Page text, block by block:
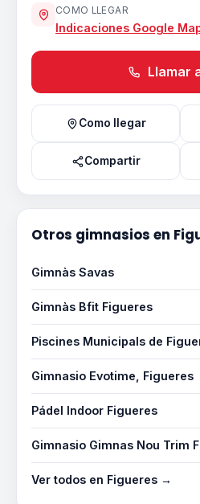
COMO LLEGAR
Indicaciones Google
Llamar
Como llegar
Compartir
Otros gimnasios en
Gimnàs Savas
Gimnàs Bfit Figueres
Piscines Municipals de
Gimnasio Evotime, Figueres
Pádel Indoor Figueres
Gimnasio Gimnas Nou Trim
Ver todos en Figueres →